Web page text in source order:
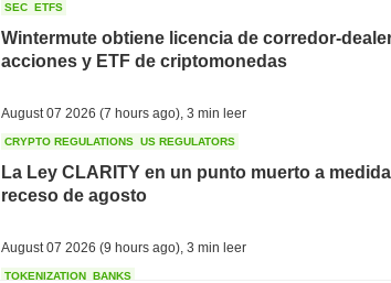
SEC ETFS
Wintermute obtiene licencia de corredor-
acciones y ETF de criptomonedas
August 07 2026 (7 hours ago) 3 min leer
CRYPTO REGULATIONS US REGULATORS
La Ley CLARITY en un punto muerto a
receso de agosto
August 07 2026 (9 hours ago) 3 min leer
TOKENIZATION BANKS